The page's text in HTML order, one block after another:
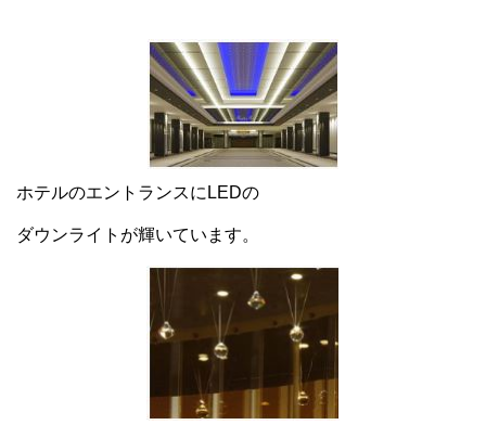
ホテルのエントランスにLEDの
ダウンライトが輝いています。